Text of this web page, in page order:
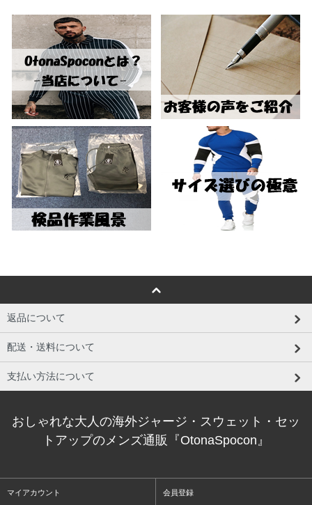
返品について
配送・送料について
支払い方法について
おしゃれな大人の海外ジャージ・スウェット・セッ
トアップのメンズ通販『OtonaSpocon』
マイアカウント 会員登録